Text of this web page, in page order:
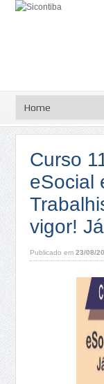
Curso
eSocial
vigor!
Publicado em23/08/